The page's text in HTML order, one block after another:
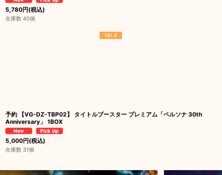
5,780円(税込)
在庫数 40個
No.4
予約 【VG-DZ-TBP02】 タイトルブースター プレミアム「ペルソナ 30th
Anniversary」 1BOX
5,000円(税込)
在庫数 31個